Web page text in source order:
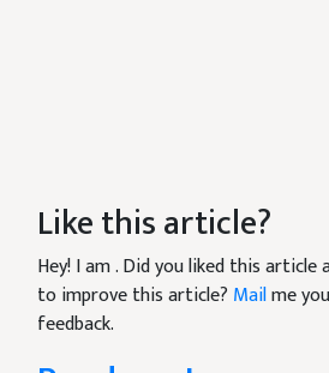
Like this article?
Hey! I am. Did you liked this article
to improve this article? Mailme
feedback.